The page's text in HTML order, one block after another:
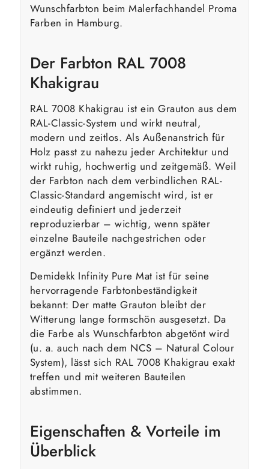
Wunschfarbton beim Malerfachhandel Proma
Farben in Hamburg.
Der Farbton RAL 7008
Khakigrau
RAL 7008 Khakigrau ist ein Grauton aus dem
RAL-Classic-System und wirkt neutral,
modern und zeitlos. Als Außenanstrich für
Holz passt zu nahezu jeder Architektur und
wirkt ruhig, hochwertig und zeitgemäß. Weil
der Farbton nach dem verbindlichen RAL-
Classic-Standard angemischt wird, ist er
eindeutig definiert und jederzeit
reproduzierbar – wichtig, wenn später
einzelne Bauteile nachgestrichen oder
ergänzt werden.
Demidekk Infinity Pure Mat ist für seine
hervorragende Farbtonbeständigkeit
bekannt: Der matte Grauton bleibt der
Witterung lange formschön ausgesetzt. Da
die Farbe als Wunschfarbton abgetönt wird
(u. a. auch nach dem NCS – Natural Colour
System), lässt sich RAL 7008 Khakigrau exakt
treffen und mit weiteren Bauteilen
abstimmen.
Eigenschaften & Vorteile im
Überblick